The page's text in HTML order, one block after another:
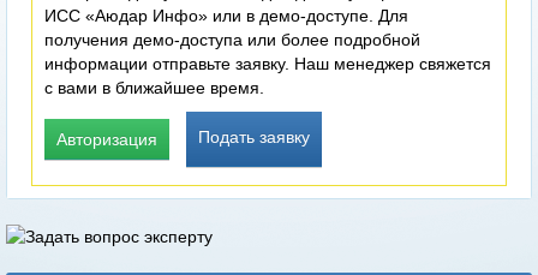
ИСС «Аюдар Инфо» или в демо-доступе. Для
получения демо-доступа или более подробной
информации отправьте заявку. Наш менеджер свяжется
с вами в ближайшее время.
Авторизация Подать заявку